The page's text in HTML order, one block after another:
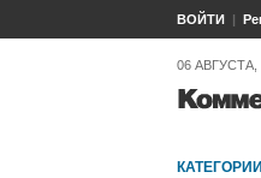
ВОЙТИ
06
КАТЕГОРИИ